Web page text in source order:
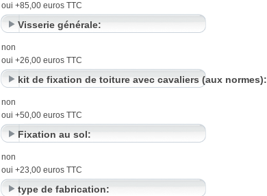
oui +85,00 euros TTC
Visserie générale:
non
oui +26,00 euros TTC
kit de fixation de toiture avec cavaliers (aux normes):
non
oui +50,00 euros TTC
Fixation au sol:
non
oui +23,00 euros TTC
type de fabrication: